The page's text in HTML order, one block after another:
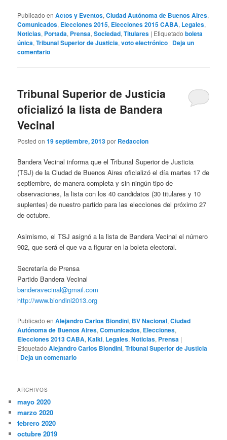
Publicado en Actos y Eventos,Ciudad Autónoma de Buenos Aires,
Comunicados, Elecciones 2015, Elecciones 2015 CABA, Legales,
Noticias, Portada, Prensa,Sociedad,Titulares | Etiquetado boleta
única,Tribunal Superior de Justicia,voto electrónico | Deja un
comentario
Tribunal Superior de Justicia
oficializó la lista de Bandera
Vecinal
Posted on19 septiembre, 2013por Redaccion
Bandera Vecinal informa que el Tribunal Superior de Justicia
(TSJ) de la Ciudad de Buenos Aires oficializó el día martes 17 de
septiembre, de manera completa y sin ningún tipo de
observaciones, la lista con los 40 candidatos (30 titulares y 10
suplentes) de nuestro partido para las elecciones del próximo 27
de octubre.
Asimismo, el TSJ asignó a la lista de Bandera Vecinal el número
902, que será el que va a figurar en la boleta electoral.
Secretaría de Prensa
Partido Bandera Vecinal
banderavecinal@gmail.com
http://www.biondini2013.org
Publicado en Alejandro Carlos Biondini, BV Nacional,Ciudad
Autónoma de Buenos Aires,Comunicados, Elecciones,
Elecciones 2013 CABA,Kalki, Legales,Noticias, Prensa |
Etiquetado Alejandro Carlos Biondini,Tribunal Superior de Justicia
| Deja un comentario
ARCHIVOS
mayo 2020
marzo 2020
febrero 2020
octubre 2019